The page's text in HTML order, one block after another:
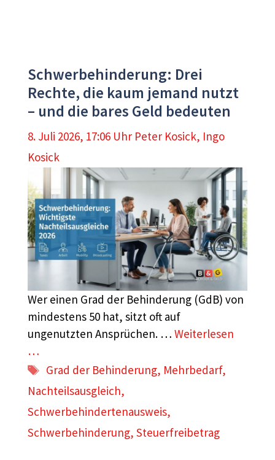
Schwerbehinderung: Drei
Rechte, die kaum jemand nutzt
– und die bares Geld bedeuten
8. Juli 2026, 17:06 Uhr Peter Kosick, Ingo
Kosick
Wer einen Grad der Behinderung (GdB) von
mindestens 50 hat, sitzt oft auf
ungenutzten Ansprüchen. … Weiterlesen
…
Schlagwörter
Grad der Behinderung, Mehrbedarf,
Nachteilsausgleich,
Schwerbehindertenausweis,
Schwerbehinderung, Steuerfreibetrag